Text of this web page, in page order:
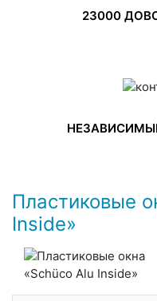
23000
Пластиковые
Inside​»